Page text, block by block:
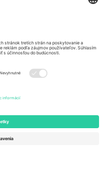
167 City Road, London, Greater
Kingdom
Switzerland
Engelberg, Switzerland